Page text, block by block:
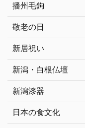
播州毛鉤
敬老の日
新居祝い
新潟・白根仏壇
新潟漆器
日本の食文化